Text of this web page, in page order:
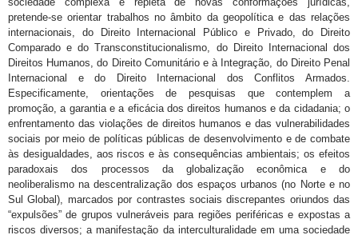
pretende-se orientar trabalhos no âmbito da geopolítica e das relações
internacionais, do Direito Internacional Público e Privado, do Direito
Comparado e do Transconstitucionalismo, do Direito Internacional dos
Direitos Humanos, do Direito Comunitário e à Integração, do Direito Penal
Internacional e do Direito Internacional dos Conflitos Armados.
Especificamente, orientações de pesquisas que contemplem a
promoção, a garantia e a eficácia dos direitos humanos e da cidadania; o
enfrentamento das violações de direitos humanos e das vulnerabilidades
sociais por meio de políticas públicas de desenvolvimento e de combate
às desigualdades, aos riscos e às consequências ambientais; os efeitos
paradoxais dos processos da globalização econômica e do
neoliberalismo na descentralização dos espaços urbanos (no Norte e no
Sul Global), marcados por contrastes sociais discrepantes oriundos das
“expulsões” de grupos vulneráveis para regiões periféricas e expostas a
riscos diversos; a manifestação da interculturalidade em uma sociedade